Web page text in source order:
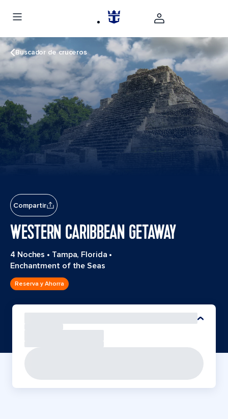
Buscador de cruceros
Compartir
WESTERN CARIBBEAN GETAWAY
4 Noches • Tampa, Florida •
Enchantment of the Seas
Reserva y Ahorra